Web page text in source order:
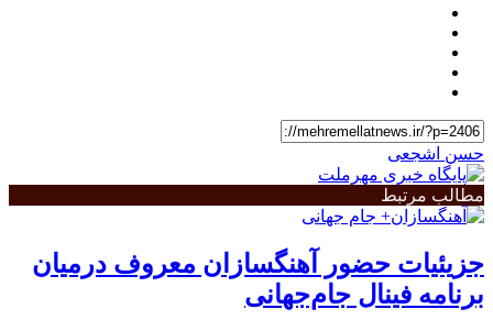
حسن اشجعی
مطالب مرتبط
جزیئیات حضور آهنگسازان معروف درمیان
برنامه فینال جام‌جهانی